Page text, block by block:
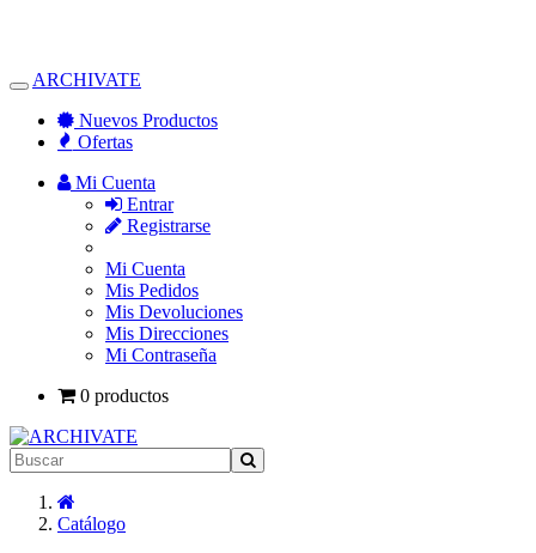
Alternar
Navegación
ARCHIVATE
Nuevos Productos
Ofertas
Mi Cuenta
Entrar
Registrarse
Mi Cuenta
Mis Pedidos
Mis Devoluciones
Mis Direcciones
Mi Contraseña
0 productos
Catálogo